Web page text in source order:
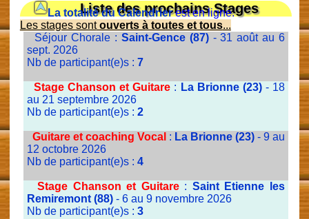
Liste des prochains Stages
La totalité du Calendrierest en ligne.
Les stages sontouverts à toutes et tous...
Séjour Chorale : Saint-Gence (87)- 31 août au 6
sept. 2026
Nb de participant(e)s : 7
Stage Chanson et Guitare : La Brionne (23)- 18
au 21 septembre 2026
Nb de participant(e)s : 2
Guitare et coaching Vocal : La Brionne (23)- 9 au
12 octobre 2026
Nb de participant(e)s : 4
Stage Chanson et Guitare: Saint Etienne les
Remiremont (88)- 6 au 9 novembre 2026
Nb de participant(e)s : 3